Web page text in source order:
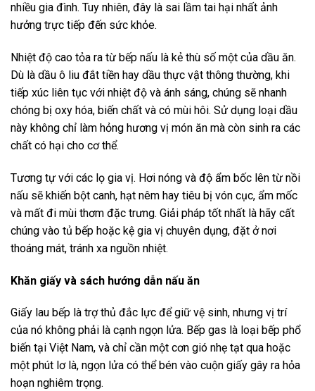
nhiều gia đình. Tuy nhiên, đây là sai lầm tai hại nhất ảnh
hưởng trực tiếp đến sức khỏe.
Nhiệt độ cao tỏa ra từ bếp nấu là kẻ thù số một của dầu ăn.
Dù là dầu ô liu đắt tiền hay dầu thực vật thông thường, khi
tiếp xúc liên tục với nhiệt độ và ánh sáng, chúng sẽ nhanh
chóng bị oxy hóa, biến chất và có mùi hôi. Sử dụng loại dầu
này không chỉ làm hỏng hương vị món ăn mà còn sinh ra các
chất có hại cho cơ thể.
Tương tự với các lọ gia vị. Hơi nóng và độ ẩm bốc lên từ nồi
nấu sẽ khiến bột canh, hạt nêm hay tiêu bị vón cục, ẩm mốc
và mất đi mùi thơm đặc trưng. Giải pháp tốt nhất là hãy cất
chúng vào tủ bếp hoặc kệ gia vị chuyên dụng, đặt ở nơi
thoáng mát, tránh xa nguồn nhiệt.
Khăn giấy và sách hướng dẫn nấu ăn
Giấy lau bếp là trợ thủ đắc lực để giữ vệ sinh, nhưng vị trí
của nó không phải là cạnh ngọn lửa. Bếp gas là loại bếp phổ
biến tại Việt Nam, và chỉ cần một cơn gió nhẹ tạt qua hoặc
một phút lơ là, ngọn lửa có thể bén vào cuộn giấy gây ra hỏa
hoạn nghiêm trọng.